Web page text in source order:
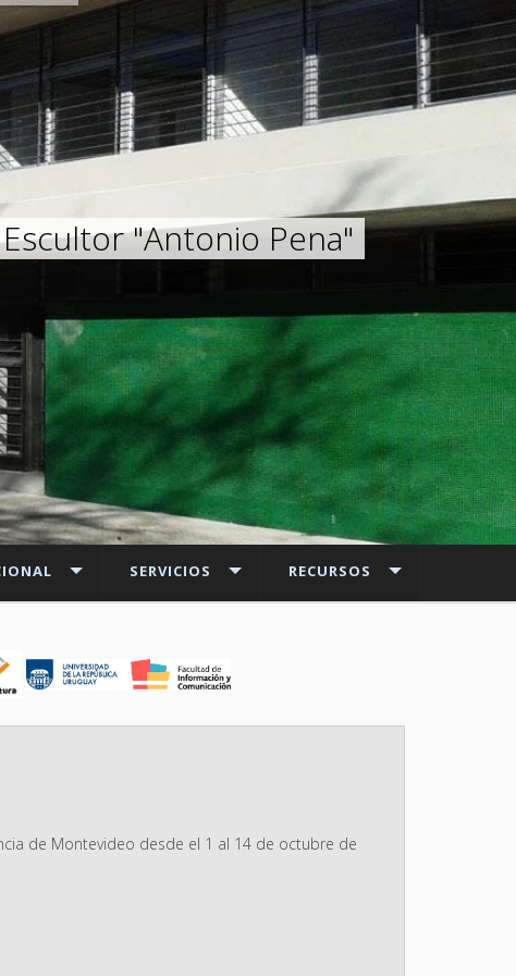
"Antonio Pena"
SERVICIOS RECURSOS
de Montevideo desde el 1 al 14 de octubre de